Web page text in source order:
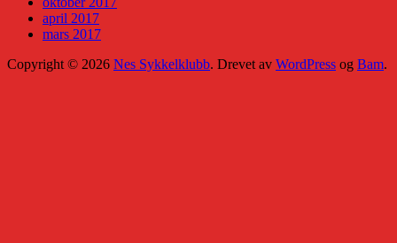
april 2017
mars 2017
Copyright © 2026 Nes Sykkelklubb. Drevet av WordPress og Bam.